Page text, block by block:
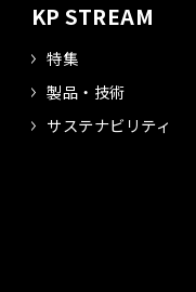
KP STREAM
特集
製品・技術
サステナビリティ